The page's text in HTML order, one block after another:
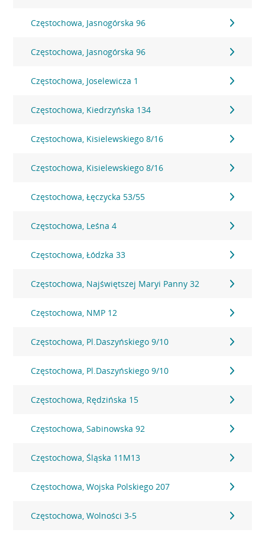
Częstochowa, Jasnogórska 96
Częstochowa, Jasnogórska 96
Częstochowa, Joselewicza 1
Częstochowa, Kiedrzyńska 134
Częstochowa, Kisielewskiego 8/16
Częstochowa, Kisielewskiego 8/16
Częstochowa, Łęczycka 53/55
Częstochowa, Leśna 4
Częstochowa, Łódzka 33
Częstochowa, Najświętszej Maryi Panny 32
Częstochowa, NMP 12
Częstochowa, Pl.Daszyńskiego 9/10
Częstochowa, Pl.Daszyńskiego 9/10
Częstochowa, Rędzińska 15
Częstochowa, Sabinowska 92
Częstochowa, Śląska 11M13
Częstochowa, Wojska Polskiego 207
Częstochowa, Wolności 3-5